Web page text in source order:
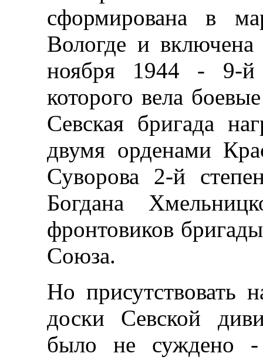
сформирована в
Вологде и
ноября 1944 - 9-й
которого вела
Севская бригада
двумя орденами
Суворова 2-й
Богдана
фронтовиков
Союза.
Но присутствовать
доски Севской
было не суждено